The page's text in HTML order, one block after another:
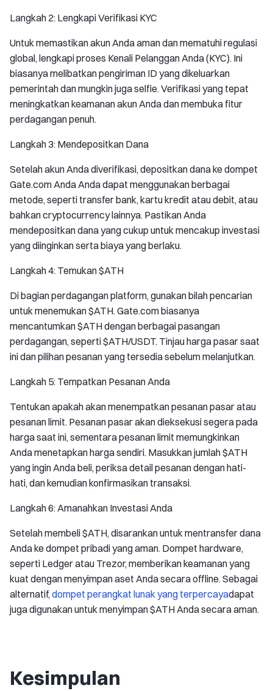
Langkah 2: Lengkapi Verifikasi KYC
Untuk memastikan akun Anda aman dan mematuhi regulasi
global, lengkapi proses Kenali Pelanggan Anda (KYC). Ini
biasanya melibatkan pengiriman ID yang dikeluarkan
pemerintah dan mungkin juga selfie. Verifikasi yang tepat
meningkatkan keamanan akun Anda dan membuka fitur
perdagangan penuh.
Langkah 3: Mendepositkan Dana
Setelah akun Anda diverifikasi, depositkan dana ke dompet
Gate.com Anda Anda dapat menggunakan berbagai
metode, seperti transfer bank, kartu kredit atau debit, atau
bahkan cryptocurrency lainnya. Pastikan Anda
mendepositkan dana yang cukup untuk mencakup investasi
yang diinginkan serta biaya yang berlaku.
Langkah 4: Temukan $ATH
Di bagian perdagangan platform, gunakan bilah pencarian
untuk menemukan $ATH. Gate.com biasanya
mencantumkan $ATH dengan berbagai pasangan
perdagangan, seperti $ATH/USDT. Tinjau harga pasar saat
ini dan pilihan pesanan yang tersedia sebelum melanjutkan.
Langkah 5: Tempatkan Pesanan Anda
Tentukan apakah akan menempatkan pesanan pasar atau
pesanan limit. Pesanan pasar akan dieksekusi segera pada
harga saat ini, sementara pesanan limit memungkinkan
Anda menetapkan harga sendiri. Masukkan jumlah $ATH
yang ingin Anda beli, periksa detail pesanan dengan hati-
hati, dan kemudian konfirmasikan transaksi.
Langkah 6: Amanahkan Investasi Anda
Setelah membeli $ATH, disarankan untuk mentransfer dana
Anda ke dompet pribadi yang aman. Dompet hardware,
seperti Ledger atau Trezor, memberikan keamanan yang
kuat dengan menyimpan aset Anda secara offline. Sebagai
alternatif,dompet perangkat lunak yang terpercayadapat
juga digunakan untuk menyimpan $ATH Anda secara aman.
Kesimpulan